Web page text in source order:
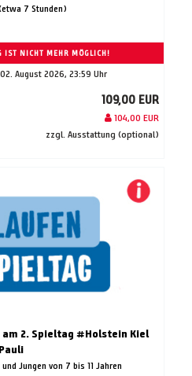
7 Stunden)
IST NICHT MEHR MÖGLICH!
August 2026, 23:59 Uhr
109,00 EUR
104,00 EUR
zzgl. Ausstattung (optional)
am 2. Spieltag #Holstein Kiel
Jungen von 7 bis 11 Jahren